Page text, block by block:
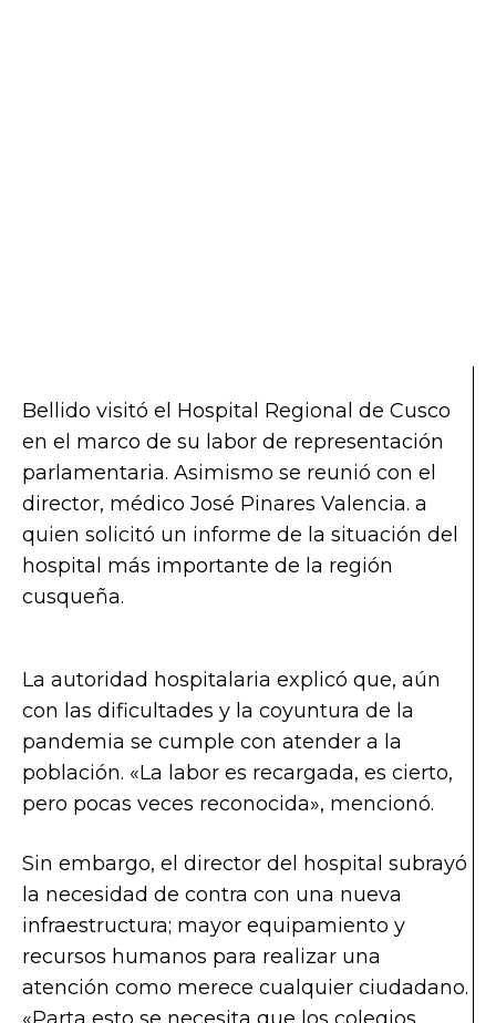
Bellido visitó el Hospital Regional de Cusco
en el marco de su labor de representación
parlamentaria. Asimismo se reunió con el
director, médico José Pinares Valencia. a
quien solicitó un informe de la situación del
hospital más importante de la región
cusqueña.
La autoridad hospitalaria explicó que, aún
con las dificultades y la coyuntura de la
pandemia se cumple con atender a la
población. «La labor es recargada, es cierto,
pero pocas veces reconocida», mencionó.
Sin embargo, el director del hospital subrayó
la necesidad de contra con una nueva
infraestructura; mayor equipamiento y
recursos humanos para realizar una
atención como merece cualquier ciudadano.
«Parta esto se necesita que los colegios